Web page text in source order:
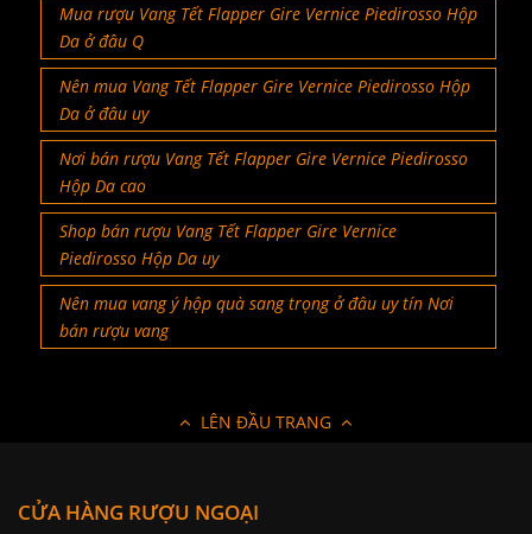
Mua rượu Vang Tết Flapper Gire Vernice Piedirosso Hộp
Da ở đâu Q
Nên mua Vang Tết Flapper Gire Vernice Piedirosso Hộp
Da ở đâu uy
Nơi bán rượu Vang Tết Flapper Gire Vernice Piedirosso
Hộp Da cao
Shop bán rượu Vang Tết Flapper Gire Vernice
Piedirosso Hộp Da uy
Nên mua vang ý hộp quà sang trọng ở đâu uy tín Nơi
bán rượu vang
LÊN ĐẦU TRANG
CỬA HÀNG RƯỢU NGOẠI